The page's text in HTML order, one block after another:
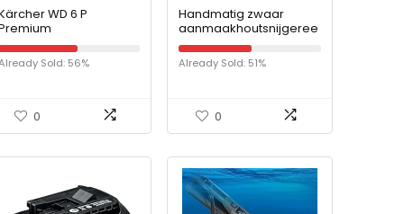
WD 6 P
(1300 W
nat en
Sold: 56%
0
Handmatig zwaar
aanmaakhoutsnijgeree
dschap,
brandhoutaanmaakspli
jter, slijtage en niet
Already Sold: 51%
0